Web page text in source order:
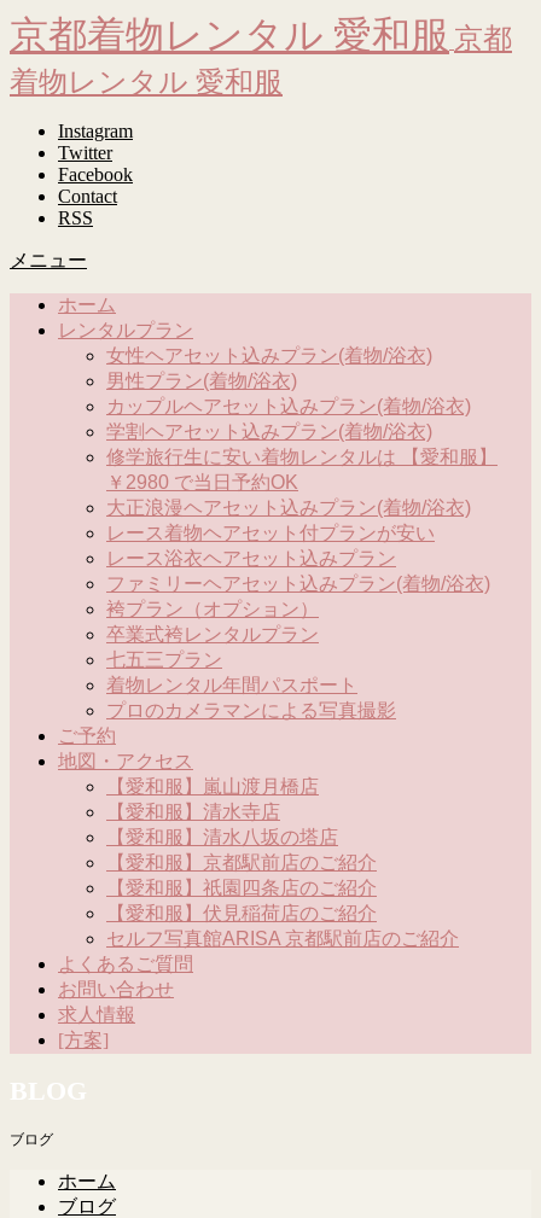
京都着物レンタル 愛和服 京都
着物レンタル 愛和服
Instagram
Twitter
Facebook
Contact
RSS
メニュー
ホーム
レンタルプラン
女性ヘアセット込みプラン(着物/浴衣)
男性プラン(着物/浴衣)
カップルヘアセット込みプラン(着物/浴衣)
学割ヘアセット込みプラン(着物/浴衣)
修学旅行生に安い着物レンタルは 【愛和服】
￥2980 で当日予約OK
大正浪漫ヘアセット込みプラン(着物/浴衣)
レース着物ヘアセット付プランが安い
レース浴衣ヘアセット込みプラン
ファミリーヘアセット込みプラン(着物/浴衣)
袴プラン（オプション）
卒業式袴レンタルプラン
七五三プラン
着物レンタル年間パスポート
プロのカメラマンによる写真撮影
ご予約
地図・アクセス
【愛和服】嵐山渡月橋店
【愛和服】清水寺店
【愛和服】清水八坂の塔店
【愛和服】京都駅前店のご紹介
【愛和服】祇園四条店のご紹介
【愛和服】伏見稲荷店のご紹介
セルフ写真館ARISA 京都駅前店のご紹介
よくあるご質問
お問い合わせ
求人情報
[方案]
BLOG
ブログ
ホーム
ブログ